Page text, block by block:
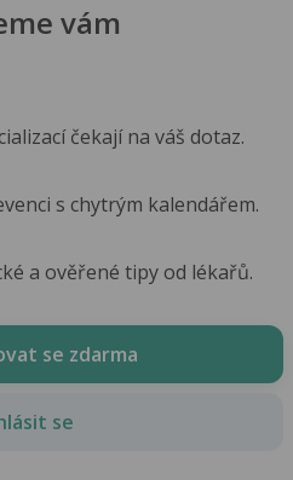
vám
čekají na váš dotaz.
s chytrým kalendářem.
a ověřené tipy od lékařů.
se zdarma
se